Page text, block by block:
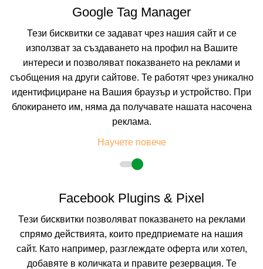
Пълно описание на хотела
КАЛКУЛИРАЙ ЦЕНА
-10%настаняване от 23.12 до 28.12
наст. 01.12-22.12; 28.02-03.04;
ГРАНД РОЯЛЕ
БАНСКО, БЛАГОЕВГРАД, БЪЛГАРИЯ
(от 4 мнения на клиенти)
Google Tag Manager
Тези бисквитки се задават чрез нашия сайт и се
използват за създаването на профил на Вашите
интереси и позволяват показването на реклами и
съобщения на други сайтове. Те работят чрез уникално
идентифициране на Вашия браузър и устройство. При
блокирането им, няма да получавате нашата насочена
реклама.
Научете повече
Facebook Plugins & Pixel
Тези бисквитки позволяват показването на реклами
спрямо действията, които предприемате на нашия
сайт. Като например, разглеждате оферта или хотел,
добавяте в количката и правите резервация. Те